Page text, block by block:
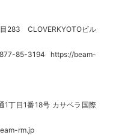
283 CLOVERKYOTOビル
85-3194 https://beam-
丁目1番18号 カサベラ国際
rm.jp